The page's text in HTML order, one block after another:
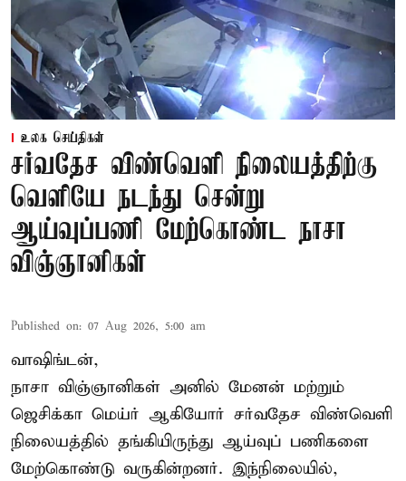
உலக செய்திகள்
சர்வதேச விண்வெளி நிலையத்திற்கு
வெளியே நடந்து சென்று
ஆய்வுப்பணி மேற்கொண்ட நாசா
விஞ்ஞானிகள்
Published on: 07 Aug 2026, 5:00 am
வாஷிங்டன்,
நாசா விஞ்ஞானிகள் அனில் மேனன் மற்றும்
ஜெசிக்கா மெய்ர் ஆகியோர் சர்வதேச விண்வெளி
நிலையத்தில் தங்கியிருந்து ஆய்வுப் பணிகளை
மேற்கொண்டு வருகின்றனர். இந்நிலையில்,